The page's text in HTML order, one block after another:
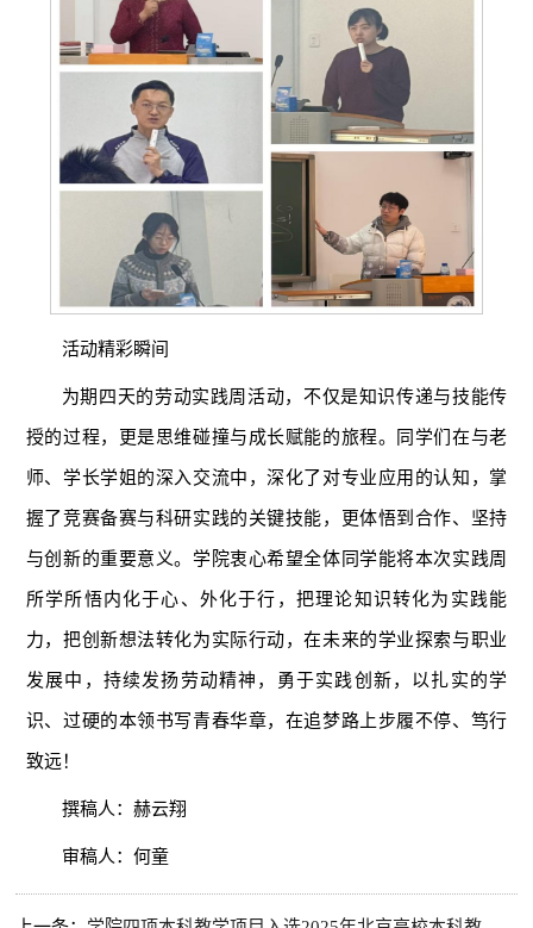
活动精彩瞬间
为期四天的劳动实践周活动，不仅是知识传递与技能传
授的过程，更是思维碰撞与成长赋能的旅程。同学们在与老
师、学长学姐的深入交流中，深化了对专业应用的认知，掌
握了竞赛备赛与科研实践的关键技能，更体悟到合作、坚持
与创新的重要意义。学院衷心希望全体同学能将本次实践周
所学所悟内化于心、外化于行，把理论知识转化为实践能
力，把创新想法转化为实际行动，在未来的学业探索与职业
发展中，持续发扬劳动精神，勇于实践创新，以扎实的学
识、过硬的本领书写青春华章，在追梦路上步履不停、笃行
致远！
撰稿人：赫云翔
审稿人：何童